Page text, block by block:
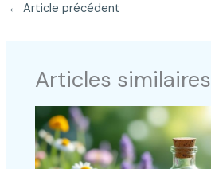
← Article précédent
Articles similaires